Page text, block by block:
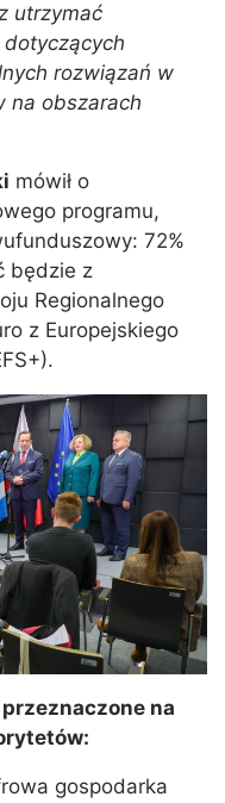
utrzymać
rozwiązań w
na obszarach
mówił o
programu,
72%
będzie z
Regionalnego
z Europejskiego
na
gospodarka